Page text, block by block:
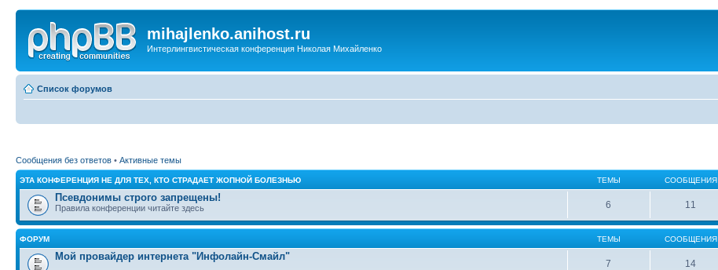
mihajlenko.anihost.ru
Интерлингвистическая конференция Николая Михайленко
Список форумов
Сообщения без ответов • Активные темы
ЭТА КОНФЕРЕНЦИЯ НЕ ДЛЯ ТЕХ, КТО СТРАДАЕТ ЖОПНОЙ БОЛЕЗНЬЮ ТЕМЫ СООБЩЕНИЯ
Псевдонимы строго запрещены!
Правила конференции читайте здесь 6 11
ФОРУМ ТЕМЫ СООБЩЕНИЯ
Мой провайдер интернета "Инфолайн-Смайл"
7 14